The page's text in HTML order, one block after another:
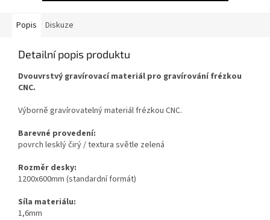
Popis Diskuze
Detailní popis produktu
Dvouvrstvý gravírovací materiál pro gravírování frézkou
CNC.
Výborně gravírovatelný materiál frézkou CNC.
Barevné provedení:
povrch lesklý čirý / textura světle zelená
Rozměr desky:
1200x600mm (standardní formát)
Síla materiálu:
1,6mm